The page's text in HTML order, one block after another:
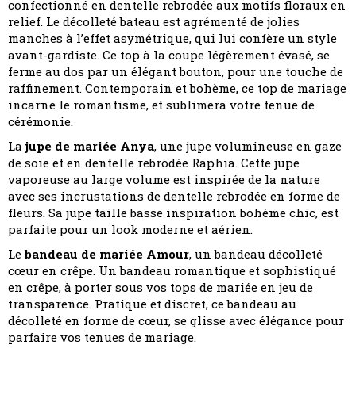
confectionné en dentelle rebrodée aux motifs floraux en
relief. Le décolleté bateau est agrémenté de jolies
manches à l’effet asymétrique, qui lui confère un style
avant-gardiste. Ce top à la coupe légèrement évasé, se
ferme au dos par un élégant bouton, pour une touche de
raffinement. Contemporain et bohème, ce top de mariage
incarne le romantisme, et sublimera votre tenue de
cérémonie.
La jupe de mariée Anya, une jupe volumineuse en gaze
de soie et en dentelle rebrodée Raphia. Cette jupe
vaporeuse au large volume est inspirée de la nature
avec ses incrustations de dentelle rebrodée en forme de
fleurs. Sa jupe taille basse inspiration bohème chic, est
parfaite pour un look moderne et aérien.
Lebandeau de mariée Amour, un bandeau décolleté
cœur en crêpe. Un bandeau romantique et sophistiqué
en crêpe, à porter sous vos tops de mariée en jeu de
transparence. Pratique et discret, ce bandeau au
décolleté en forme de cœur, se glisse avec élégance pour
parfaire vos tenues de mariage.